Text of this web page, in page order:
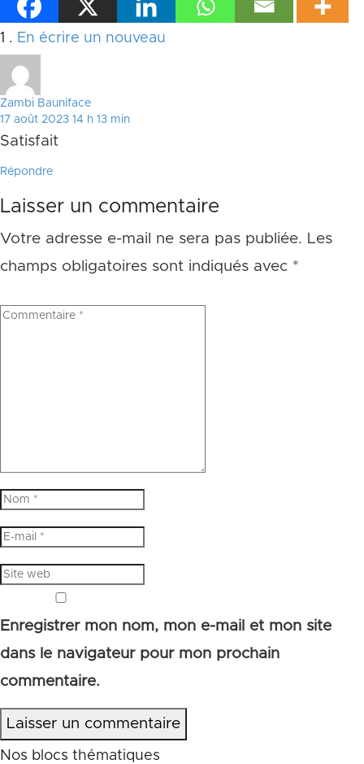
1 Commentaire
. En écrire un nouveau
Zambi Bauniface
17 août 2023 14 h 13 min
Satisfait
Répondre
Laisser un commentaire
Votre adresse e-mail ne sera pas publiée. Les
champs obligatoires sont indiqués avec *
Enregistrer mon nom, mon e-mail et mon site
dans le navigateur pour mon prochain
commentaire.
Laisser un commentaire
Nos blocs thématiques